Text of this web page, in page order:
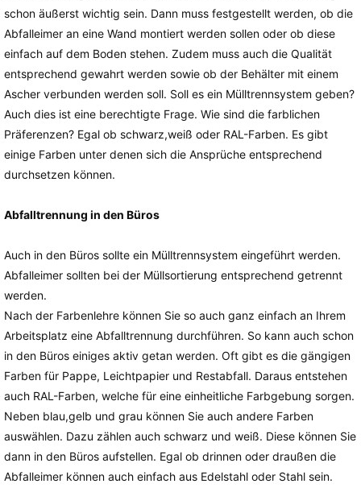
schon äußerst wichtig sein. Dann muss festgestellt werden, ob die
Abfalleimer an eine Wand montiert werden sollen oder ob diese
einfach auf dem Boden stehen. Zudem muss auch die Qualität
entsprechend gewahrt werden sowie ob der Behälter mit einem
Ascher verbunden werden soll. Soll es ein Mülltrennsystem geben?
Auch dies ist eine berechtigte Frage. Wie sind die farblichen
Präferenzen? Egal ob schwarz,weiß oder RAL-Farben. Es gibt
einige Farben unter denen sich die Ansprüche entsprechend
durchsetzen können.
Abfalltrennung in den Büros
Auch in den Büros sollte ein Mülltrennsystem eingeführt werden.
Abfalleimer sollten bei der Müllsortierung entsprechend getrennt
werden.
Nach der Farbenlehre können Sie so auch ganz einfach an Ihrem
Arbeitsplatz eine Abfalltrennung durchführen. So kann auch schon
in den Büros einiges aktiv getan werden. Oft gibt es die gängigen
Farben für Pappe, Leichtpapier und Restabfall. Daraus entstehen
auch RAL-Farben, welche für eine einheitliche Farbgebung sorgen.
Neben blau,gelb und grau können Sie auch andere Farben
auswählen. Dazu zählen auch schwarz und weiß. Diese können Sie
dann in den Büros aufstellen. Egal ob drinnen oder draußen die
Abfalleimer können auch einfach aus Edelstahl oder Stahl sein.